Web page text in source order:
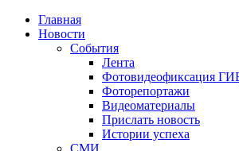
Главная
Новости
События
Лента
Фотовидеофиксация
Фоторепортажи
Видеоматериалы
Прислать новость
Истории успеха
СМИ